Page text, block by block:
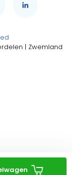
| Zwemland